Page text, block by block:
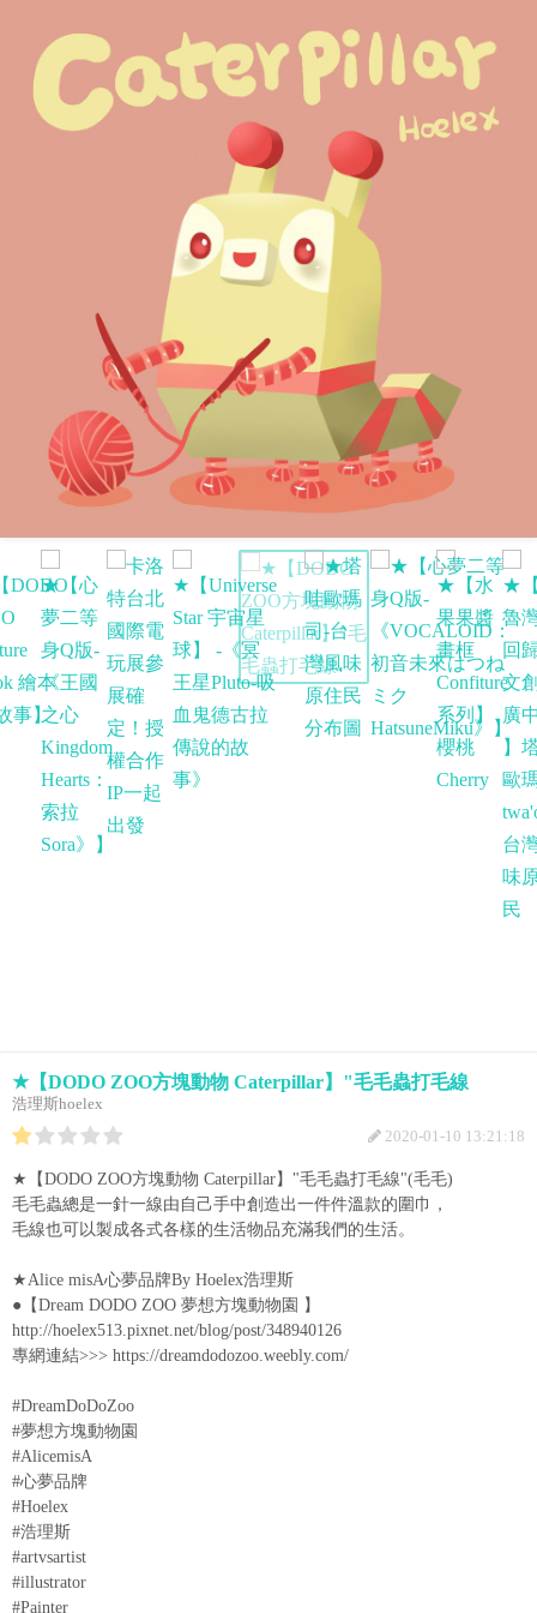
★【DODO ZOO方塊動物 Caterpillar】"毛毛蟲打毛線
浩理斯hoelex
2020-01-10 13:21:18
★【DODO ZOO方塊動物 Caterpillar】"毛毛蟲打毛線"(毛毛)
毛毛蟲總是一針一線由自己手中創造出一件件溫款的圍巾，
毛線也可以製成各式各樣的生活物品充滿我們的生活。
★Alice misA心夢品牌By Hoelex浩理斯
●【Dream DODO ZOO 夢想方塊動物園 】
http://hoelex513.pixnet.net/blog/post/348940126
專網連結>>> https://dreamdodozoo.weebly.com/
#DreamDoDoZoo
#夢想方塊動物園
#AlicemisA
#心夢品牌
#Hoelex
#浩理斯
#artvsartist
#illustrator
#Painter